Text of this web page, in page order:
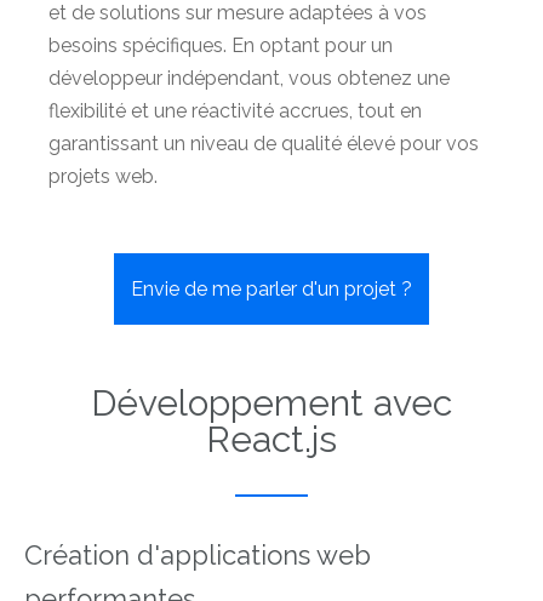
et de solutions sur mesure adaptées à vos
besoins spécifiques. En optant pour un
développeur indépendant, vous obtenez une
flexibilité et une réactivité accrues, tout en
garantissant un niveau de qualité élevé pour vos
projets web.
Envie de me parler d'un projet ?
Développement avec
React.js
Création d'applications web